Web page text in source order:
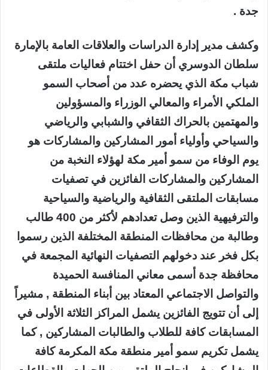
جدة .
وكشف مدير إدارة الدراسات والعلاقات العامة بالإمارة
سلطان الدوسري أن حفل اختتام فعاليات ملتقى
شباب مكة الذي يحضره عدد من أصحاب السمو
الملكي الأمراء والمعالي الوزراء والمسؤولين
والمهتمين بالحراك الثقافي والشبابي والرياضي
والسياحي وأولياء أمور المشاركين والمشاركات هو
يوم الوفاء من سمو أمير مكة لهؤلاء النخبة من
المشاركين والمشاركات الفائزين في تصفيات
مسابقات الملتقى الثقافية والرياضية والسياحية
والترفيهية الذين وصل تعدادهم لأكثر من 400 طالب
وطالبة من محافظات المنطقة المختلفة الذين رسموا
بكل فخر عند دخولهم التصفيات النهائية المجمعة في
محافظة جدة أسمى معاني المنافسة الحميدة
والتواصل الاجتماعي المعتاد بين أبناء المنطقة , مشيراً
إلى أن تتويج الفائزين يشمل المراكز الثلاثة الأولى في
المسابقات كافة للطلاب والطالبات المشاركين , كما
يشمل تكريم سمو أمير منطقة مكة المكرمة كافة